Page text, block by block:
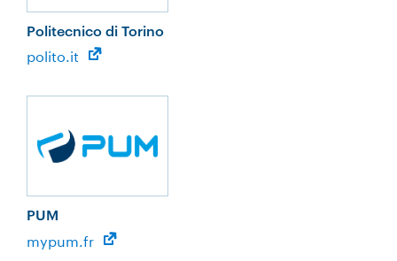
Politecnico di Torino
polito.it
PUM
mypum.fr